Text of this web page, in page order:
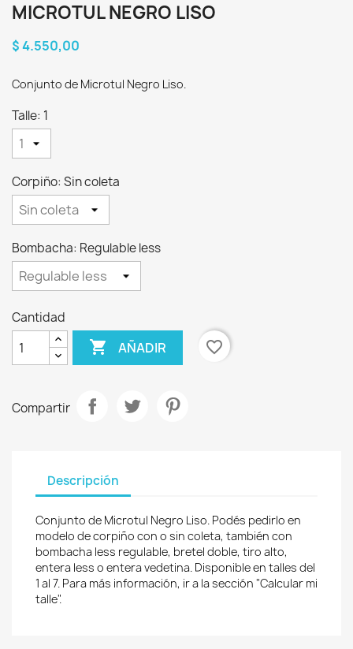
MICROTUL NEGRO LISO
$ 4.550,00
Conjunto de Microtul Negro Liso.
Talle: 1
Corpiño: Sin coleta
Bombacha: Regulable less
Cantidad
 AÑADIR favorite_border
Compartir
Descripción
Conjunto de Microtul Negro Liso. Podés pedirlo en
modelo de corpiño con o sin coleta, también con
bombacha less regulable, bretel doble, tiro alto,
entera less o entera vedetina. Disponible en talles del
1 al 7. Para más información, ir a la sección "Calcular mi
talle".